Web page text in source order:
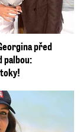
před
palbou: